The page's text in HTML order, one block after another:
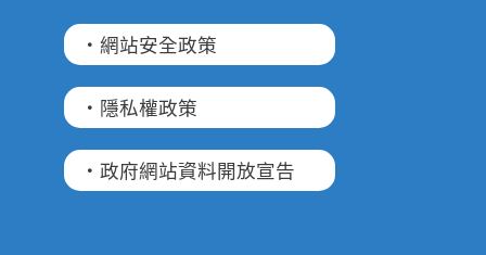
·網站安全政策
·隱私權政策
·政府網站資料開放宣告